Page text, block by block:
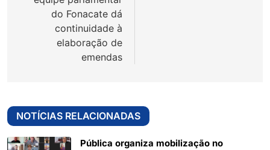
do Fonacate dá
continuidade à
elaboração de
emendas
NOTÍCIAS RELACIONADAS
Pública organiza mobilização no